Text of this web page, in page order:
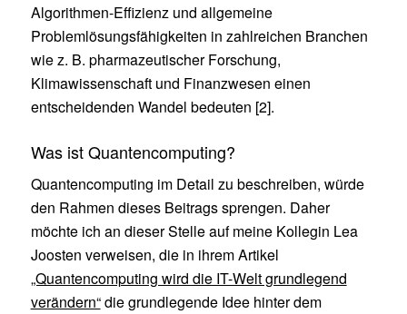
Algorithmen-Effizienz und allgemeine
Problemlösungsfähigkeiten in zahlreichen Branchen
wie z. B. pharmazeutischer Forschung,
Klimawissenschaft und Finanzwesen einen
entscheidenden Wandel bedeuten [2].
Was ist Quantencomputing?
Quantencomputing im Detail zu beschreiben, würde
den Rahmen dieses Beitrags sprengen. Daher
möchte ich an dieser Stelle auf meine Kollegin Lea
Joosten verweisen, die in ihrem Artikel
„Quantencomputing wird die IT-Welt grundlegend
verändern“die grundlegende Idee hinter dem